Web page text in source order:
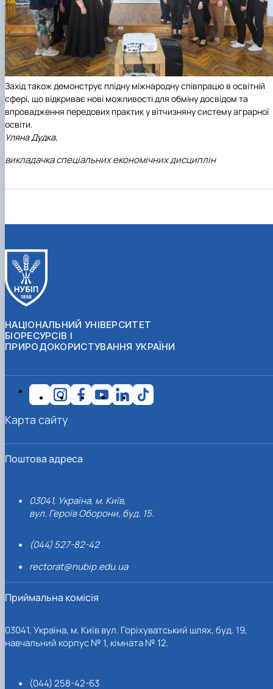
Захід також демонструє плідну міжнародну співпрацю в освітній
сфері, що відкриває нові можливості для обміну досвідом та
впровадження передових практик у вітчизняну систему аграрної
освіти.
Уляна Дудка,
викладачка спеціальних економічних дисциплін
НАЦІОНАЛЬНИЙ УНІВЕРСИТЕТ
БІОРЕСУРСІВ І
ПРИРОДОКОРИСТУВАННЯ УКРАЇНИ
Поштова адреса
03041, Україна, м. Київ,
вул. Героїв Оборони, буд. 15.
(044) 527-82-42
rectorat@nubip.edu.ua
Приймальна комісія
03041, Україна, м. Київ вул. Горіхуватський шлях, буд. 19,
навчальний корпус № 1, кімната № 12.
(044) 258-42-63
Карта сайту